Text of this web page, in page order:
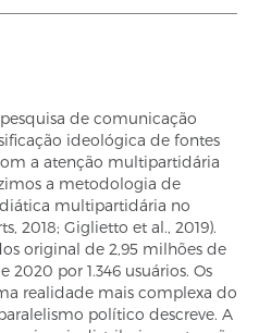
de comunicação
ideológica de fontes
a atenção multipartidária
a metodologia de
multipartidária no
2018; Giglietto et al., 2019).
original de 2,95 milhões de
2020 por 1.346 usuários. Os
realidade mais complexa do
político descreve. A